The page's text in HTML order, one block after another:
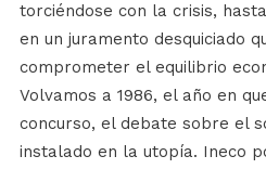
torciéndose con la crisis,
en un juramento desquiciado
comprometer el equilibrio
Volvamos a 1986, el año en
concurso, el debate sobre el
instalado en la utopía. Ineco